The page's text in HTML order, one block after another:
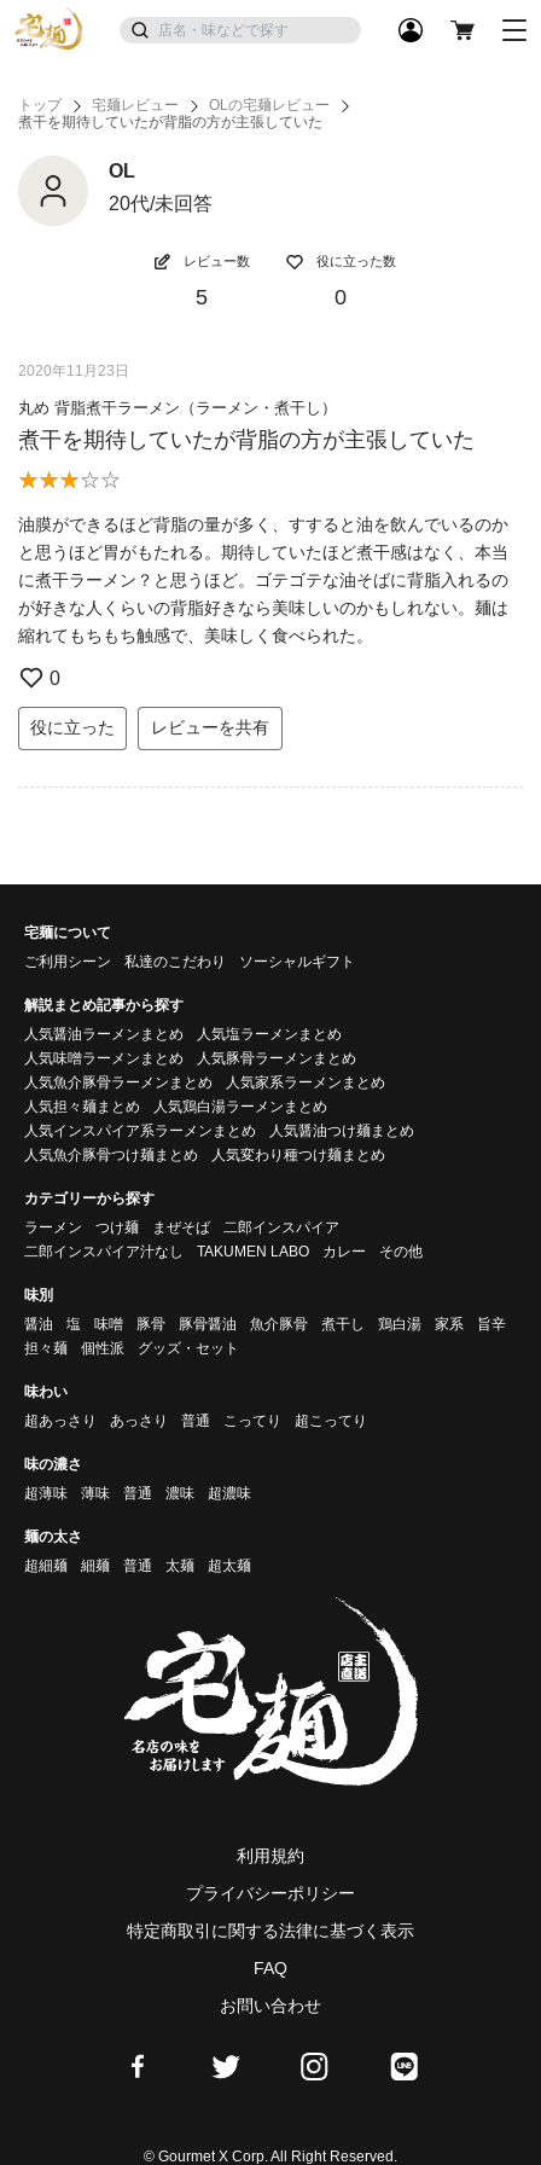
トップ 宅麺レビュー
OLの宅麺レビュー
煮干を期待していたが背脂の方が主張していた
OL
20代/未回答
レビュー数
5
役に立った数
0
2020年11月23日
丸め 背脂煮干ラーメン（ラーメン・煮干し）
煮干を期待していたが背脂の方が主張していた
油膜ができるほど背脂の量が多く、すすると油を飲んでいるのか
と思うほど胃がもたれる。期待していたほど煮干感はなく、本当
に煮干ラーメン？と思うほど。ゴテゴテな油そばに背脂入れるの
が好きな人くらいの背脂好きなら美味しいのかもしれない。麺は
縮れてもちもち触感で、美味しく食べられた。
0
役に立った レビューを共有
宅麺について
ご利用シーン
私達のこだわり ソーシャルギフト
解説まとめ記事から探す
人気醤油ラーメンまとめ
人気塩ラーメンまとめ
人気味噌ラーメンまとめ
人気豚骨ラーメンまとめ
人気魚介豚骨ラーメンまとめ
人気家系ラーメンまとめ
人気担々麺まとめ
人気鶏白湯ラーメンまとめ
人気インスパイア系ラーメンまとめ
人気醤油つけ麺まとめ
人気魚介豚骨つけ麺まとめ
人気変わり種つけ麺まとめ
カテゴリーから探す
ラーメン
つけ麺 まぜそば
二郎インスパイア
二郎インスパイア汁なし
TAKUMEN LABO カレー その他
味別
醤油
塩 味噌 豚骨 豚骨醤油 魚介豚骨 煮干し 鶏白湯 家系
旨辛
担々麺
個性派 グッズ・セット
味わい
超あっさり
あっさり 普通 こってり 超こってり
味の濃さ
超薄味
薄味 普通 濃味 超濃味
麺の太さ
超細麺
細麺 普通 太麺 超太麺
利用規約
プライバシーポリシー
特定商取引に関する法律に基づく表示
FAQ
お問い合わせ
© Gourmet X Corp. All Right Reserved.